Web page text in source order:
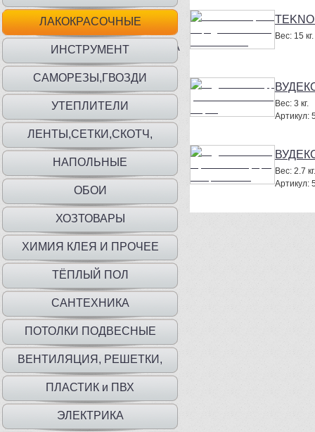
ПЛИТКА
ЛАКОКРАСОЧНЫЕ
МАТ.,ГРУНТЫ,ГИДР,ШПАТЛЕВКА
ИНСТРУМЕНТ
САМОРЕЗЫ,ГВОЗДИ
УТЕПЛИТЕЛИ
ЛЕНТЫ,СЕТКИ,СКОТЧ,
ПЛЕНКА,МЕШКИ
НАПОЛЬНЫЕ
ПОКРЫТИЯ,ПЛИНТУС,ПОРОГИ
ОБОИ
ХОЗТОВАРЫ
ХИМИЯ КЛЕЯ И ПРОЧЕЕ
ТЁПЛЫЙ ПОЛ
САНТЕХНИКА
ПОТОЛКИ ПОДВЕСНЫЕ
ВЕНТИЛЯЦИЯ, РЕШЕТКИ,
ДВЕРЦЫ
ПЛАСТИК и ПВХ
ЭЛЕКТРИКА
Вес: 15 кг.
Вес: 3 кг.
Артикул:
Вес: 2.7 кг.
Артикул: